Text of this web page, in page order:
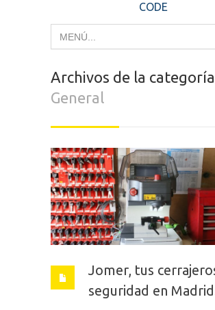
CODE
Archivos de la
General
Jomer, tus
seguridad en